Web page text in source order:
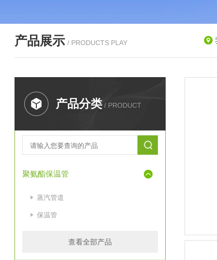
产品展示 / PRODUCTS PLAY
产品分类 / PRODUCT
聚氨酯保温管
蒸汽管道
保温管
查看全部产品